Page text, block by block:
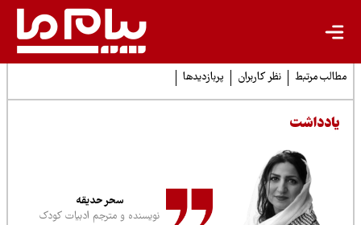
مرتبط نظر کاربران پربازدیدها
سحر حدیقه
نویسنده و مترجم ادبیات کودک